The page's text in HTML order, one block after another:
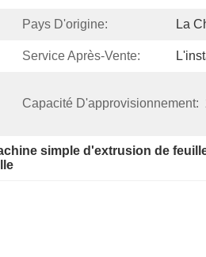
Pays D'origine: La
Service Après-Vente:
Capacité D'approvisionnement:
simple d'extrusion de